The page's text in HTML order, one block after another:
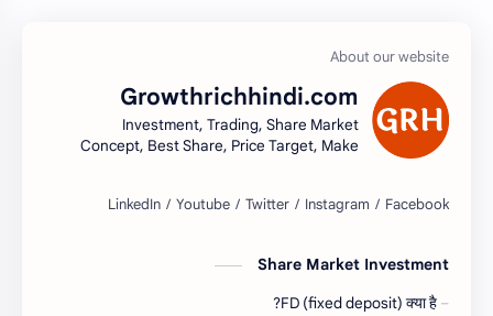
Growthrichhindi.com
Investment, Trading, Share Market
Concept, Best Share, Price Target, Make
Share Market Investment
FD (fixed deposit) क्या है?